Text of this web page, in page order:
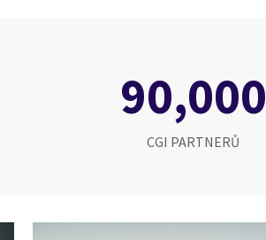
90,000
CGI PARTNERŮ